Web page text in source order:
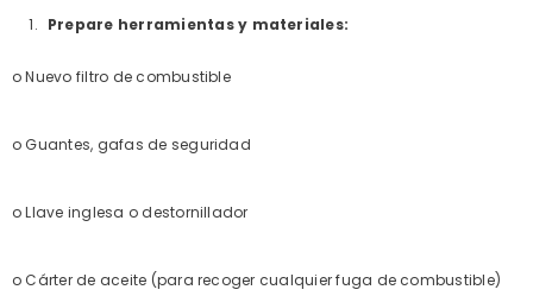
Prepare herramientas y materiales:
o Nuevo filtro de combustible
o Guantes, gafas de seguridad
o Llave inglesa o destornillador
o Cárter de aceite (para recoger cualquier fuga de combustible)